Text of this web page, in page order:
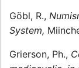
Göbl, R.,
System,
Grierson, Ph.,